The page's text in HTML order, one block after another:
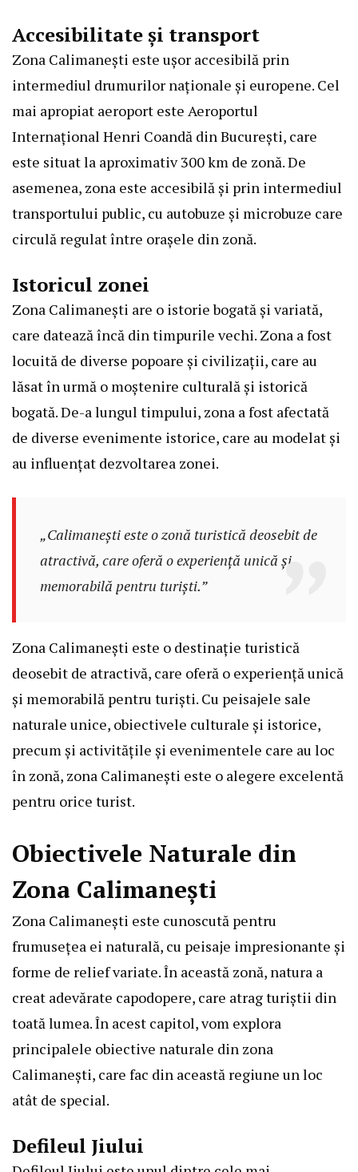
Accesibilitate și transport
Zona Calimanești este ușor accesibilă prin
intermediul drumurilor naționale și europene. Cel
mai apropiat aeroport este Aeroportul
Internațional Henri Coandă din București, care
este situat la aproximativ 300 km de zonă. De
asemenea, zona este accesibilă și prin intermediul
transportului public, cu autobuze și microbuze care
circulă regulat între orașele din zonă.
Istoricul zonei
Zona Calimanești are o istorie bogată și variată,
care datează încă din timpurile vechi. Zona a fost
locuită de diverse popoare și civilizații, care au
lăsat în urmă o moștenire culturală și istorică
bogată. De-a lungul timpului, zona a fost afectată
de diverse evenimente istorice, care au modelat și
au influențat dezvoltarea zonei.
„Calimanești este o zonă turistică deosebit de
atractivă, care oferă o experiență unică și
memorabilă pentru turiști.”
Zona Calimanești este o destinație turistică
deosebit de atractivă, care oferă o experiență unică
și memorabilă pentru turiști. Cu peisajele sale
naturale unice, obiectivele culturale și istorice,
precum și activitățile și evenimentele care au loc
în zonă, zona Calimanești este o alegere excelentă
pentru orice turist.
Obiectivele Naturale din
Zona Calimanești
Zona Calimanești este cunoscută pentru
frumusețea ei naturală, cu peisaje impresionante și
forme de relief variate. În această zonă, natura a
creat adevărate capodopere, care atrag turiștii din
toată lumea. În acest capitol, vom explora
principalele obiective naturale din zona
Calimanești, care fac din această regiune un loc
atât de special.
Defileul Jiului